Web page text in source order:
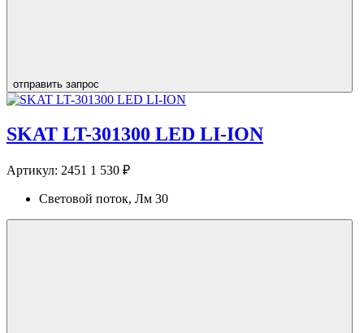
отправить запрос
SKAT LT-301300 LED LI-ION
Артикул: 2451 1 530 ₽
Световой поток, Лм 30